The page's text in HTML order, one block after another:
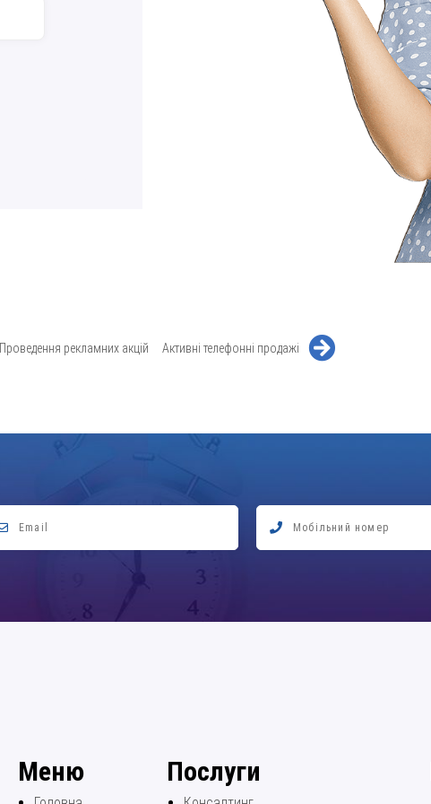
Проведення рекламних акцій Активні телефонні продажі
Меню Послуги